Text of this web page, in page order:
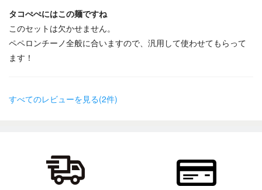
タコぺぺにはこの麺ですね
このセットは欠かせません。
ペペロンチーノ全般に合いますので、汎用して使わせてもらって
ます！
すべてのレビューを見る(2件)